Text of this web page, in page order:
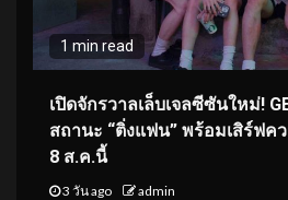
1 min read
เปิดจักรวาลเล็บเจลซีซันใหม่!
สถานะ “ติ่งแฟน” พร้อมเสิร์ฟค
8 ส.ค.นี้
3 วัน ago admin